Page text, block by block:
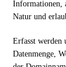
Informationen,
Natur und
Erfasst werden
Datenmenge,